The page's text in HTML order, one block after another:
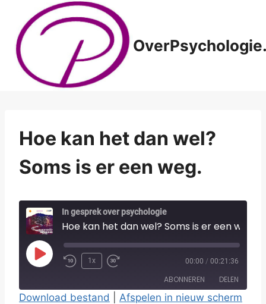
Doorgaan
inhoud
Hoe kan het dan wel?
Soms is er een weg.
In gesprek over psychologie
Hoe kan het dan wel? Soms is er een weg.
P
a
1x 00:00 / 00:21:36
ABONNEREN DELEN
Download bestand
Afspelen in nieuw scherm